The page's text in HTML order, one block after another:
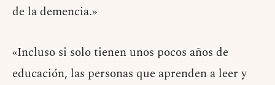
de la demencia.»
«Incluso si solo tienen unos pocos años de
educación, las personas que aprenden a leer y